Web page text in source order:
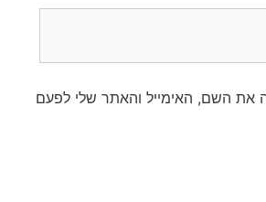
את השם, האימייל והאתר שלי לפעם